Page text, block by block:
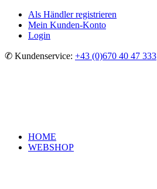
Als Händler registrieren
Mein Kunden-Konto
Login
✆ Kundenservice: +43 (0)670 40 47 333
HOME
WEBSHOP